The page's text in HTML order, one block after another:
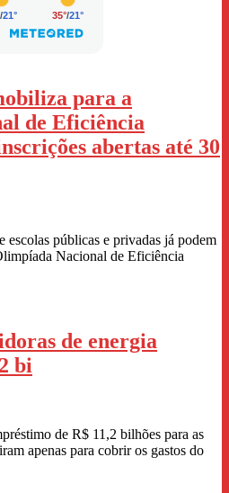
para a
de Eficiência
abertas até 30
escolas públicas e privadas já podem
Nacional de Eficiência
de energia
bi
de R$ 11,2 bilhões para as
apenas para cobrir os gastos do